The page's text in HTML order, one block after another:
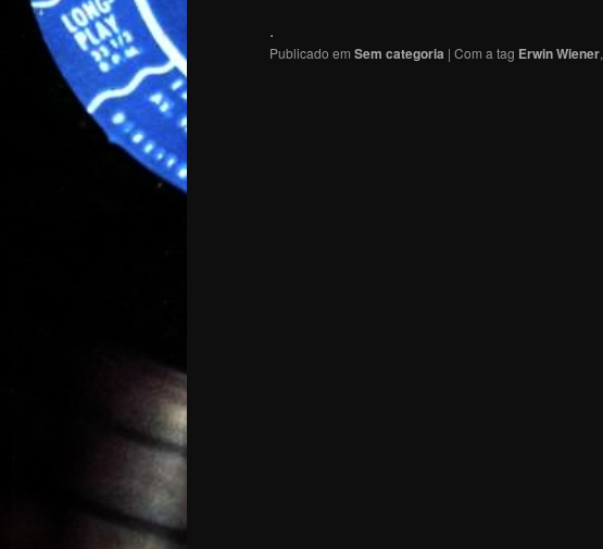
.
Publicado em Sem categoria | Com a tag Erwin Wiener,